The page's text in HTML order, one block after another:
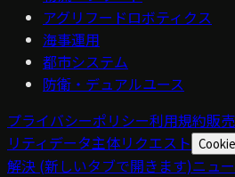
アグリフードロボティクス
海事運用
都市システム
防衛・デュアルユース
プライバシーポリシー利用規約販
リティデータ主体リクエスト
解決 (新しいタブで開きます)ニュ